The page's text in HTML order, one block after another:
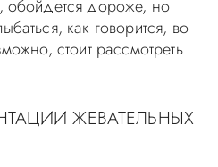
обойдется дороже, но
как говорится, во
стоит рассмотреть
ЖЕВАТЕЛЬНЫХ